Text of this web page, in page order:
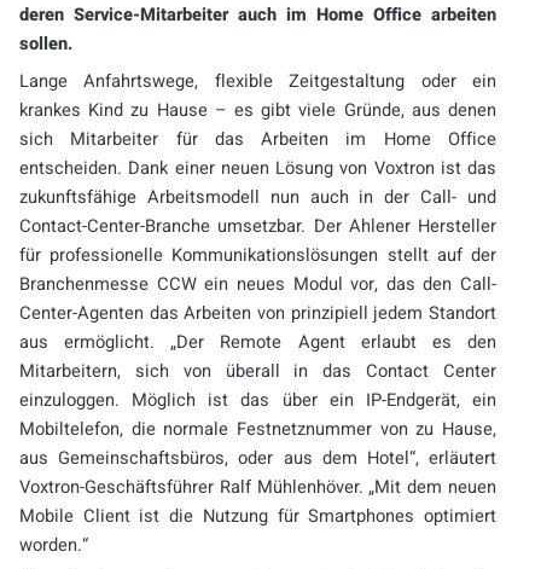
deren Service-Mitarbeiter auch im Home Office arbeiten
sollen.
Lange Anfahrtswege, flexible Zeitgestaltung oder ein
krankes Kind zu Hause – es gibt viele Gründe, aus denen
sich Mitarbeiter für das Arbeiten im Home Office
entscheiden. Dank einer neuen Lösung von Voxtron ist das
zukunftsfähige Arbeitsmodell nun auch in der Call- und
Contact-Center-Branche umsetzbar. Der Ahlener Hersteller
für professionelle Kommunikationslösungen stellt auf der
Branchenmesse CCW ein neues Modul vor, das den Call-
Center-Agenten das Arbeiten von prinzipiell jedem Standort
aus ermöglicht. „Der Remote Agent erlaubt es den
Mitarbeitern, sich von überall in das Contact Center
einzuloggen. Möglich ist das über ein IP-Endgerät, ein
Mobiltelefon, die normale Festnetznummer von zu Hause,
aus Gemeinschaftsbüros, oder aus dem Hotel“, erläutert
Voxtron-Geschäftsführer Ralf Mühlenhöver. „Mit dem neuen
Mobile Client ist die Nutzung für Smartphones optimiert
worden.“